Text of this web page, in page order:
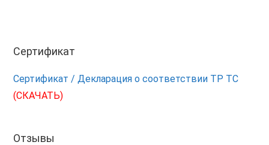
Сертификат
Сертификат / Декларация о соответствии ТР ТС
(СКАЧАТЬ)
Отзывы